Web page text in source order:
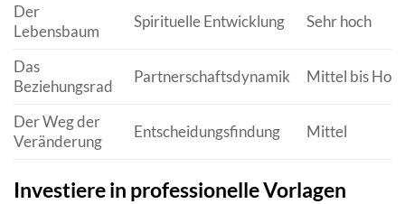
Der
Lebensbaum
Spirituelle Entwicklung Sehr hoch
Das
Beziehungsrad
Partnerschaftsdynamik Mittel bis
Der Weg der
Veränderung
Entscheidungsfindung Mittel
Investiere in professionelle Vorlagen